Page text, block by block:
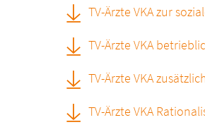
TV-Ärzte VKA zur
TV-Ärzte VKA
TV-Ärzte VKA
TV-Ärzte VKA